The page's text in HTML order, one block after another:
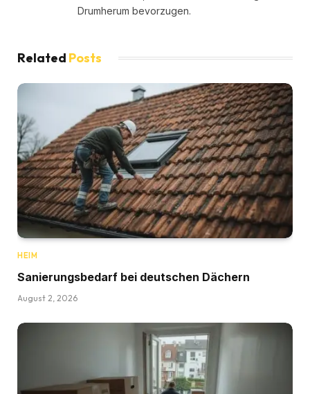
Drumherum bevorzugen.
Related Posts
HEIM
Sanierungsbedarf bei deutschen Dächern
August 2, 2026